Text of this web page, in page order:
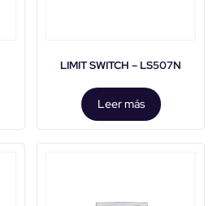
LIMIT SWITCH – LS507N
Leer más